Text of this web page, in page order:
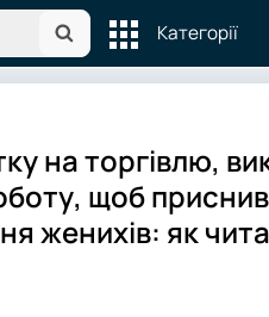
Категорії
на торгівлю,
щоб
женихів: як